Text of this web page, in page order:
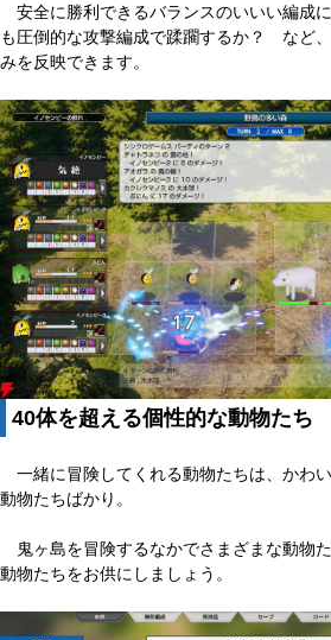
安全に勝利できるバランスのいいい編成
も圧倒的な攻撃編成で蹂躙するか？ など
みを反映できます。
40体を超える個性的な動物たち
一緒に冒険してくれる動物たちは、かわ
動物たちばかり。
鬼ヶ島を冒険するなかでさまざまな動物
動物たちをお供にしましょう。